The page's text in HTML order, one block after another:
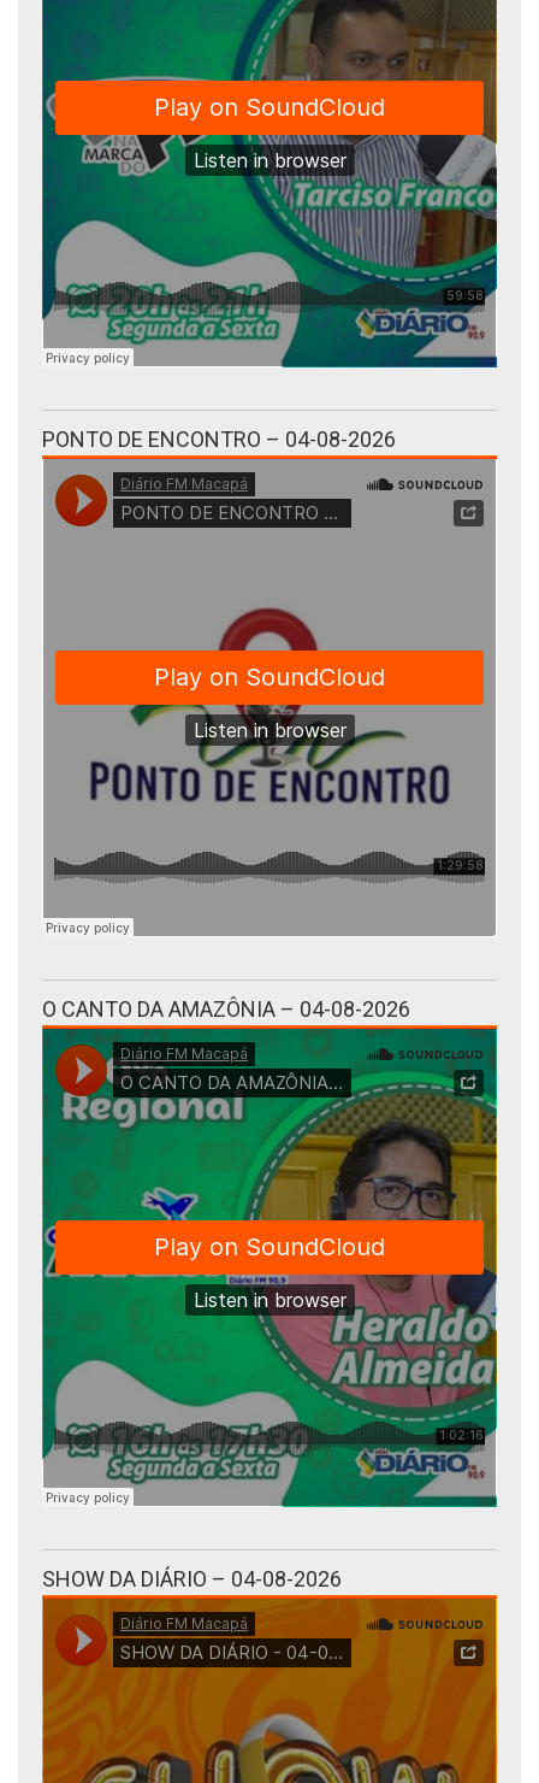
PONTO DE ENCONTRO – 04-08-2026
O CANTO DA AMAZÔNIA – 04-08-2026
SHOW DA DIÁRIO – 04-08-2026